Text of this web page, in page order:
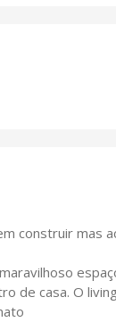
construir mas
de casa. O